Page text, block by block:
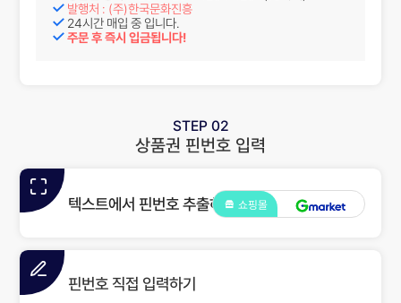
발행처 : (주)한국문화진흥
24시간 매입 중 입니다.
주문 후 즉시 입금됩니다!
STEP 02
상품권 핀번호 입력
텍스트에서 핀번호 추출하기 쇼핑몰
핀번호 직접 입력하기